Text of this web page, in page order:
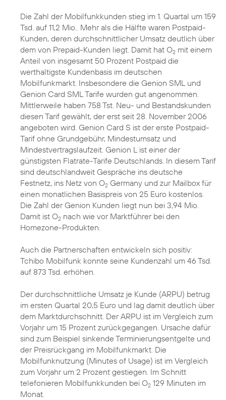
Die Zahl der Mobilfunkkunden stieg im 1. Quartal um 159
Tsd. auf 11,2 Mio.. Mehr als die Hälfte waren Postpaid-
Kunden, deren durchschnittlicher Umsatz deutlich über
dem von Prepaid-Kunden liegt. Damit hat O2 mit einem
Anteil von insgesamt 50 Prozent Postpaid die
werthaltigste Kundenbasis im deutschen
Mobilfunkmarkt. Insbesondere die Genion SML und
Genion Card SML Tarife wurden gut angenommen.
Mittlerweile haben 758 Tst. Neu- und Bestandskunden
diesen Tarif gewählt, der erst seit 28. November 2006
angeboten wird. Genion Card S ist der erste Postpaid-
Tarif ohne Grundgebühr, Mindestumsatz und
Mindestvertragslaufzeit. Genion L ist einer der
günstigsten Flatrate-Tarife Deutschlands. In diesem Tarif
sind deutschlandweit Gespräche ins deutsche
Festnetz, ins Netz von O2 Germany und zur Mailbox für
einen monatlichen Basispreis von 25 Euro kostenlos.
Die Zahl der Genion Kunden liegt nun bei 3,94 Mio.
Damit ist O2 nach wie vor Marktführer bei den
Homezone-Produkten.
Auch die Partnerschaften entwickeln sich positiv:
Tchibo Mobilfunk konnte seine Kundenzahl um 46 Tsd.
auf 873 Tsd. erhöhen.
Der durchschnittliche Umsatz je Kunde (ARPU) betrug
im ersten Quartal 20,5 Euro und lag damit deutlich über
dem Marktdurchschnitt. Der ARPU ist im Vergleich zum
Vorjahr um 15 Prozent zurückgegangen. Ursache dafür
sind zum Beispiel sinkende Terminierungsentgelte und
der Preisrückgang im Mobilfunkmarkt. Die
Mobilfunknutzung (Minutes of Usage) ist im Vergleich
zum Vorjahr um 2 Prozent gestiegen. Im Schnitt
telefonieren Mobilfunkkunden bei O2 129 Minuten im
Monat.